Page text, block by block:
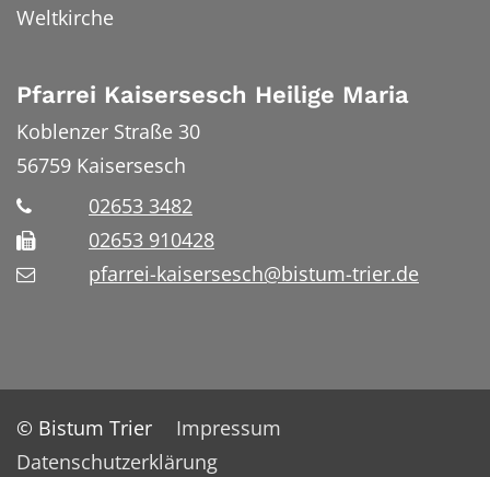
Weltkirche
Pfarrei Kaisersesch Heilige Maria
Koblenzer Straße 30
56759 Kaisersesch
02653 3482
02653 910428
pfarrei-kaisersesch@bistum-trier.de
© Bistum Trier
Impressum
Datenschutzerklärung